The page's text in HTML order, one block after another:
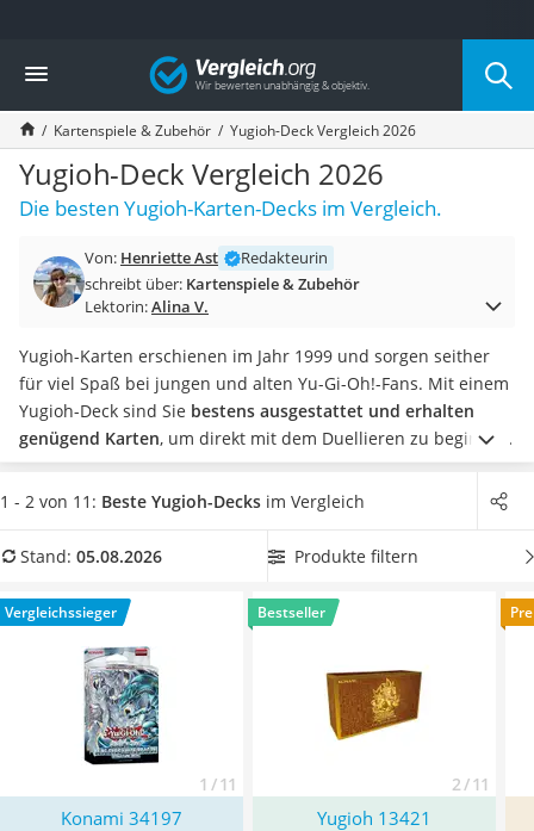
Die beliebtesten Vergleiche nach Kategorie
Freizeit & Sport
Gartentrampolin
Trampolin
Metalldetektor
Eufab-Fahrradträger
Trampolin 366 cm
Aluminium-Koffer
Futterboot
E-Bike-Dreirad
Trekkingschuhe Herren
Reisetasche mit Rollen
Klimmzugstation
Koffer
Nachtsichtgerät
Handgepäck-Koffer
Wanderschuhe Herren
Sicherheitsweste Reiten
Vergleich
Kartenspiele & Zubehör Yugioh-Deck Vergleich 2026
Yugioh-Deck Vergleich 2026
Die besten Yugioh-Karten-Decks im Vergleich.
Von: Henriette Ast
Redakteurin
schreibt über: Kartenspiele & Zubehör
Lektorin:Alina V.
Yugioh-Karten erschienen im Jahr 1999 und sorgen seither
für viel Spaß bei jungen und alten Yu-Gi-Oh!-Fans. Mit einem
Yugioh-Deck sind Sie bestens ausgestattet und erhalten
genügend Karten, um direkt mit dem Duellieren zu beginnen.
Damit Ihre Karten nicht beschädigt werden, empfehlen
gängige Tests im Internet die Nutzung von
Deck mit besonders vielen Karten , um Ihre Yugioh-
August 2026 besonders das ModellKonami 34197
seinen Eigenschaften.
1 - 2 von 11: Beste Yugioh-Decks im Vergleich
Stand: 05.08.2026 Produkte filtern
Vergleichssieger
1 / 11
Bestseller
2 / 11
Konami 34197 Yugioh 13421